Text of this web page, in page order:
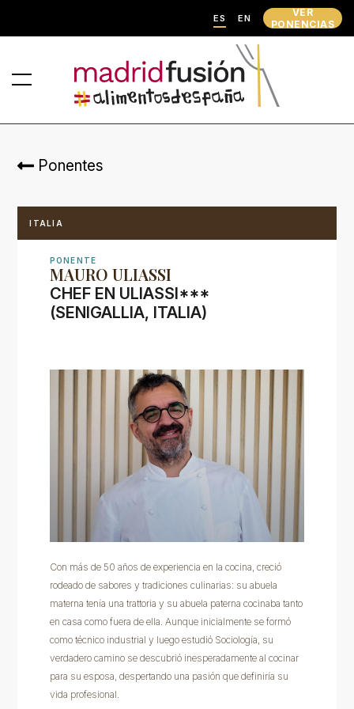
ES EN
VER
PONENCIAS
Ponentes
ITALIA
PONENTE
MAURO ULIASSI
CHEF EN ULIASSI***
(SENIGALLIA, ITALIA)
Con más de 50 años de experiencia en la cocina, creció
rodeado de sabores y tradiciones culinarias: su abuela
materna tenía una trattoria y su abuela paterna cocinaba tanto
en casa como fuera de ella. Aunque inicialmente se formó
como técnico industrial y luego estudió Sociología, su
verdadero camino se descubrió inesperadamente al cocinar
para su esposa, despertando una pasión que definiría su
vida profesional.